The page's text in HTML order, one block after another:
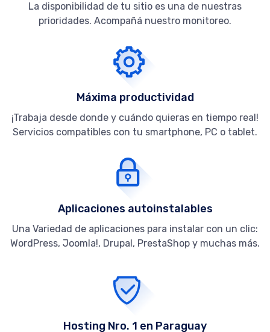
La disponibilidad de tu sitio es una de nuestras
prioridades. Acompañá nuestro monitoreo.
Máxima productividad
¡Trabaja desde donde y cuándo quieras en tiempo real!
Servicios compatibles con tu smartphone, PC o tablet.
Aplicaciones autoinstalables
Una Variedad de aplicaciones para instalar con un clic:
WordPress, Joomla!, Drupal, PrestaShop y muchas más.
Hosting Nro. 1 en Paraguay